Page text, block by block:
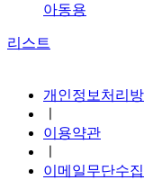
아동용
리스트
개인정보처리
이용약관
이메일무단수